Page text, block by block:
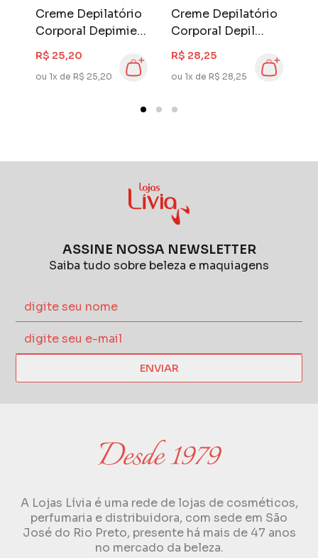
Creme Depilatório
Corporal Depimiel
120 gr Sensitive
R$ 25,20
ou 1x de R$ 25,20
Creme Depilatório
Corporal Depil
Bella 100 gr Aloe
Vera
R$ 28,25
ou 1x de R$ 28,25
ASSINE NOSSA NEWSLETTER
Saiba tudo sobre beleza e maquiagens
ENVIAR
A Lojas Lívia é uma rede de lojas de cosméticos,
perfumaria e distribuidora, com sede em São
José do Rio Preto, presente há mais de 47 anos
no mercado da beleza.